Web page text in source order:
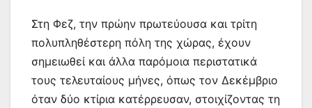
Στη Φεζ, την πρώην πρωτεύουσα και τρίτη
πολυπληθέστερη πόλη της χώρας, έχουν
σημειωθεί και άλλα παρόμοια περιστατικά
τους τελευταίους μήνες, όπως τον Δεκέμβριο
όταν δύο κτίρια κατέρρευσαν, στοιχίζοντας τη